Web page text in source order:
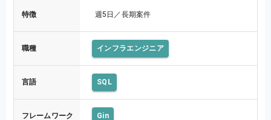
特徴 週5日／長期案件
職種 インフラエンジニア
言語 SQL
フレームワーク Gin